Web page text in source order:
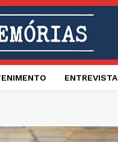
ENTREVISTA